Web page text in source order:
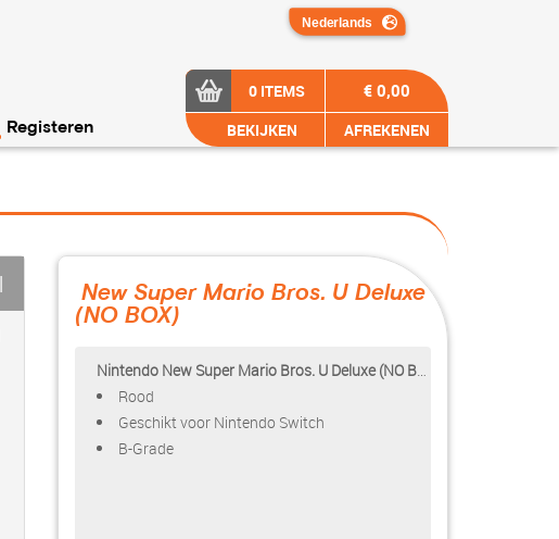
Registeren
0 ITEMS
BEKIJKEN
€ 0,00
AFREKENEN
New Super Mario Bros. U Deluxe
(NO BOX)
Nintendo New Super Mario Bros. U Deluxe (NO BOX)
Rood
Geschikt voor Nintendo Switch
B-Grade